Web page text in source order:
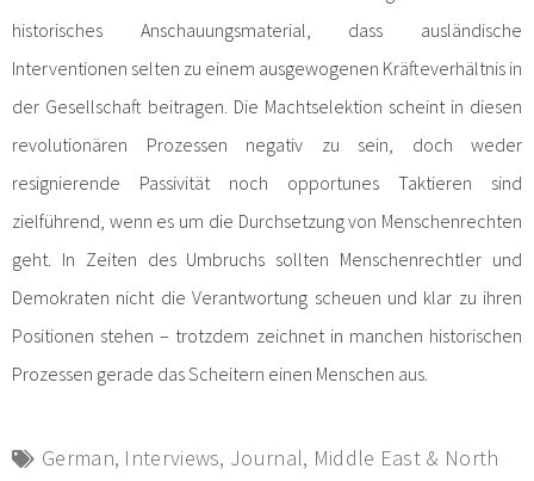
historisches Anschauungsmaterial, dass ausländische
Interventionen selten zu einem ausgewogenen Kräfteverhältnis in
der Gesellschaft beitragen. Die Machtselektion scheint in diesen
revolutionären Prozessen negativ zu sein, doch weder
resignierende Passivität noch opportunes Taktieren sind
zielführend, wenn es um die Durchsetzung von Menschenrechten
geht. In Zeiten des Umbruchs sollten Menschenrechtler und
Demokraten nicht die Verantwortung scheuen und klar zu ihren
Positionen stehen – trotzdem zeichnet in manchen historischen
Prozessen gerade das Scheitern einen Menschen aus.
German, Interviews, Journal, Middle East & North